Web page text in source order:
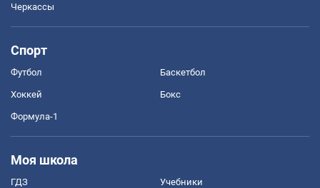
Черкассы
Спорт
Футбол Баскетбол
Хоккей Бокс
Формула-1
Моя школа
ГДЗ Учебники